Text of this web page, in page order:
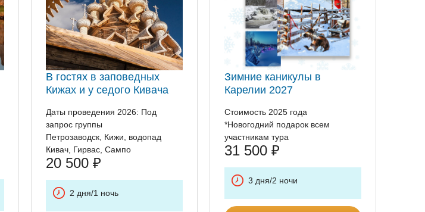
В гостях в заповедных
Кижах и у седого Кивача
Даты проведения 2026: Под
запрос группы
Петрозаводск, Кижи, водопад
Кивач, Гирвас, Сампо
20 500 ₽
2 дня/1 ночь
Зимние каникулы в
Карелии 2027
Стоимость 2025 года
*Новогодний подарок всем
участникам тура
31 500 ₽
3 дня/2 ночи